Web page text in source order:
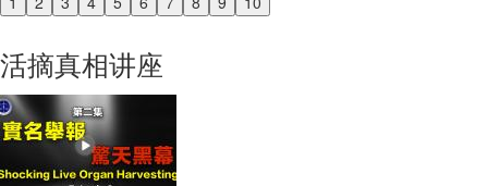
Previous
活摘真相讲座